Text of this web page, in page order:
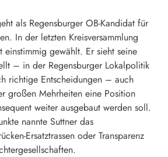
als Regensburger OB-Kandidat für
In der letzten Kreisversammlung
einstimmig gewählt. Er sieht seine
– in der Regensburger Lokalpolitik
richtige Entscheidungen – auch
großen Mehrheiten eine Position
weiter ausgebaut werden soll.
nannte Suttner das
Ersatztrassen oder Transparenz